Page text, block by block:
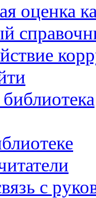
оценка
с